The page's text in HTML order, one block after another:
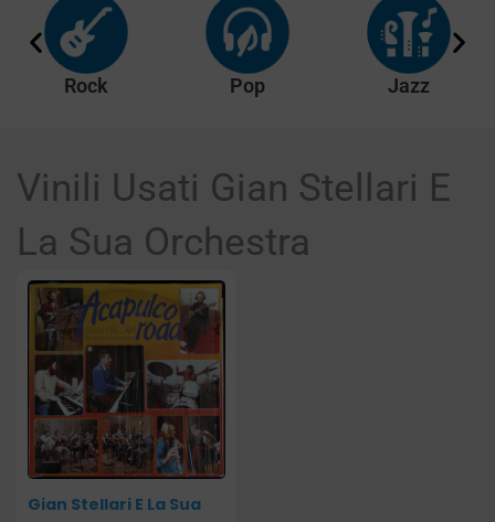
Rock Pop Jazz
Vinili Usati Gian Stellari E
La Sua Orchestra
Gian Stellari E La Sua